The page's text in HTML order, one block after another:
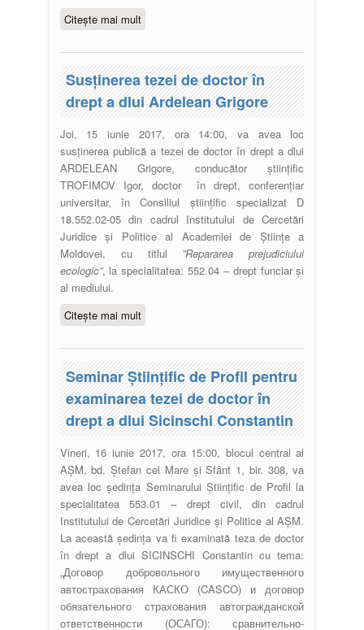
Citește mai multdespre Susţinerea tezei de doctor
Susţinerea tezei de doctor în
drept a dlui Ardelean Grigore
Joi, 15 iunie 2017, ora 14:00, va avea loc
susținerea publică a tezei de doctor în drept a dlui
ARDELEAN Grigore, conducător științific
TROFIMOV Igor, doctor în drept, conferențiar
universitar, în Consiliul științific specializat D
18.552.02-05 din cadrul Institutului de Cercetări
Juridice și Politice al Academiei de Științe a
Moldovei, cu titlul ”Repararea prejudiciului
ecologic”, la specialitatea: 552.04 – drept funciar și
al mediului.
Citește mai multdespre Susţinerea tezei de doctor
Seminar Științific de Profil pentru
examinarea tezei de doctor în
drept a dlui Sicinschi Constantin
Vineri, 16 iunie 2017, ora 15:00, blocul central al
AȘM, bd. Ștefan cel Mare și Sfânt 1, bir. 308, va
avea loc şedinţa Seminarului Ştiinţific de Profil la
specialitatea 553.01 – drept civil, din cadrul
Institutului de Cercetări Juridice şi Politice al AŞM.
La această ședința va fi examinată teza de doctor
în drept a dlui SICINSCHI Constantin cu tema:
„Договор добровольного имущественного
автострахования КАСКО (CASCO) и договор
обязательного страхования автогражданской
ответственности (ОСАГО): сравнительно-